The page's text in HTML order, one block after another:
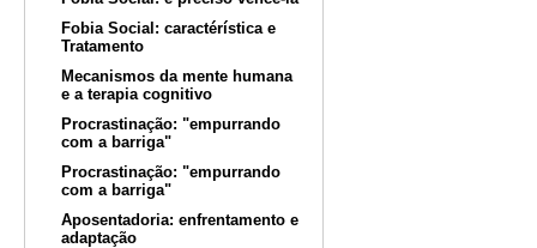
Fobia Social: caractérística e
Tratamento
Mecanismos da mente humana
e a terapia cognitivo
Procrastinação: "empurrando
com a barriga"
Procrastinação: "empurrando
com a barriga"
Aposentadoria: enfrentamento e
adaptação